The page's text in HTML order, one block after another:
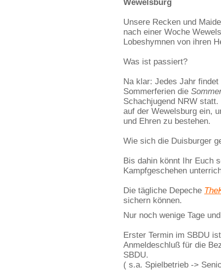
Wewelsburg
Unsere Recken und
nach einer Woche
Lobeshymnen von ihren
Was ist passiert?
Na klar: Jedes Jahr
Sommerferien die
Schachjugend NRW
auf der Wewelsburg ein,
und Ehren zu bestehen.
Wie sich die Duisburger
Bis dahin könnt Ihr Euch
Kampfgeschehen
Die tägliche Depeche
sichern können.
Nur noch wenige Tage
Erster Termin im SBDU
Anmeldeschluß für die
SBDU.
( s.a. Spielbetrieb ->